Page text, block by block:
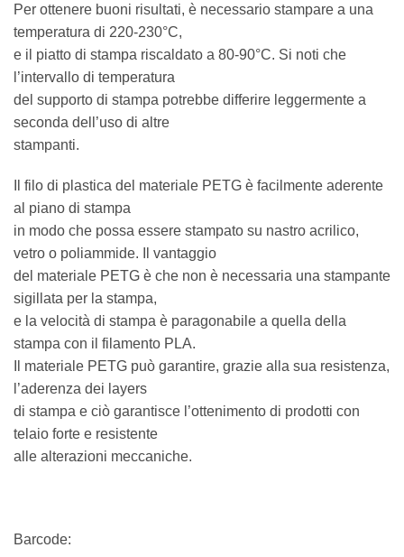
Per ottenere buoni risultati, è necessario stampare a una
temperatura di 220-230°C,
e il piatto di stampa riscaldato a 80-90°C. Si noti che
l’intervallo di temperatura
del supporto di stampa potrebbe differire leggermente a
seconda dell’uso di altre
stampanti.
Il filo di plastica del materiale PETG è facilmente aderente
al piano di stampa
in modo che possa essere stampato su nastro acrilico,
vetro o poliammide. Il vantaggio
del materiale PETG è che non è necessaria una stampante
sigillata per la stampa,
e la velocità di stampa è paragonabile a quella della
stampa con il filamento PLA.
Il materiale PETG può garantire, grazie alla sua resistenza,
l’aderenza dei layers
di stampa e ciò garantisce l’ottenimento di prodotti con
telaio forte e resistente
alle alterazioni meccaniche.
Barcode: